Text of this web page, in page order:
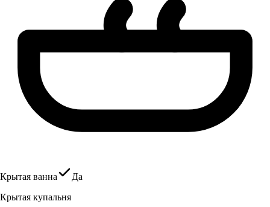
Крытая ванна
Да
Крытая купальня